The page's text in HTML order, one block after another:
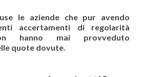
le aziende che pur avendo
accertamenti di regolarità
hanno mai provveduto
quote dovute.